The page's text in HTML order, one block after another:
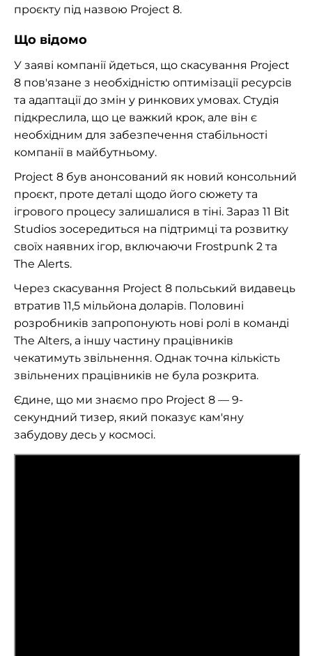
проєкту під назвою Project 8.
Що відомо
У заяві компанії йдеться, що скасування Project
8 пов'язане з необхідністю оптимізації ресурсів
та адаптації до змін у ринкових умовах. Студія
підкреслила, що це важкий крок, але він є
необхідним для забезпечення стабільності
компанії в майбутньому.
Project 8 був анонсований як новий консольний
проєкт, проте деталі щодо його сюжету та
ігрового процесу залишалися в тіні. Зараз 11 Bit
Studios зосередиться на підтримці та розвитку
своїх наявних ігор, включаючи Frostpunk 2 та
The Alerts.
Через скасування Project 8 польський видавець
втратив 11,5 мільйона доларів. Половині
розробників запропонують нові ролі в команді
The Alters, а іншу частину працівників
чекатимуть звільнення. Однак точна кількість
звільнених працівників не була розкрита.
Єдине, що ми знаємо про Project 8 — 9-
секундний тизер, який показує кам'яну
забудову десь у космосі.